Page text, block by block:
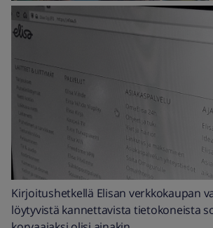
Kirjoitushetkellä Elisan verkkokaupan
löytyvistä kannettavista tietokoneista